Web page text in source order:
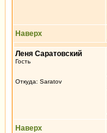
Наверх
Леня Саратовский
Гость
Откуда: Saratov
Наверх